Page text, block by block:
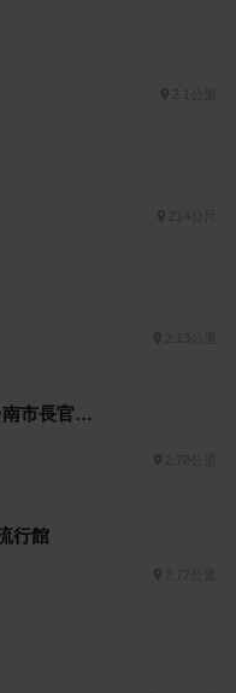
214公尺
享鴨 烤鴨與中華料理 台南市長官邸店
行館